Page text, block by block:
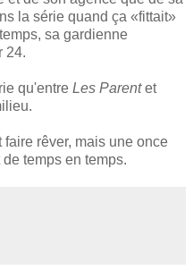
la série quand ça «fittait»
sa gardienne
24.
qu'entre Les Parentet
rêver, mais une once
temps en temps.